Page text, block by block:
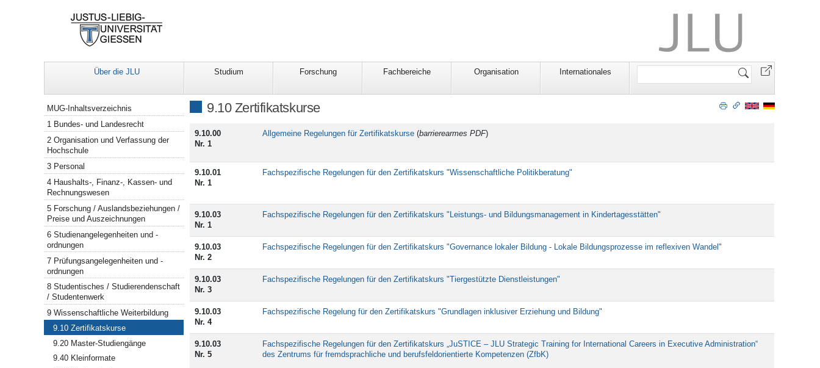
Über die JLU Studium Forschung Fachbereiche Organisation Internationales
Website
9.10 Zertifikatskurse
9.10.00
Nr. 1
Allgemeine Regelungen für Zertifikatskurse (barrierearmes PDF)
9.10.01
Nr. 1
Fachspezifische Regelungen für den Zertifikatskurs "Wissenschaftliche Politikberatung"
9.10.03
Nr. 1
Fachspezifische Regelungen für den Zertifikatskurs "Leistungs- und Bildungsmanagement in Kindertagesstätten"
9.10.03
Nr. 2
Fachspezifische Regelungen für den Zertifikatskurs "Governance lokaler Bildung - Lokale Bildungsprozesse im reflexiven Wandel"
9.10.03
Nr. 3
Fachspezifische Regelungen für den Zertifikatskurs "Tiergestützte Dienstleistungen"
9.10.03
Nr. 4
Fachspezifische Regelung für den Zertifikatskurs "Grundlagen inklusiver Erziehung und Bildung"
9.10.03
Nr. 5
Fachspezifische Regelungen für den Zertifikatskurs „JuSTICE – JLU Strategic Training for International Careers in Executive Administration“
des Zentrums für fremdsprachliche und berufsfeldorientierte Kompetenzen (ZfbK)
Navigation
MUG-Inhaltsverzeichnis
1 Bundes- und Landesrecht
2 Organisation und Verfassung der
Hochschule
3 Personal
4 Haushalts-, Finanz-, Kassen- und
Rechnungswesen
5 Forschung / Auslandsbeziehungen /
Preise und Auszeichnungen
6 Studienangelegenheiten und -
ordnungen
7 Prüfungsangelegenheiten und -
ordnungen
8 Studentisches / Studierendenschaft
/ Studentenwerk
9 Wissenschaftliche Weiterbildung
9.10 Zertifikatskurse
9.20 Master-Studiengänge
9.40 Kleinformate